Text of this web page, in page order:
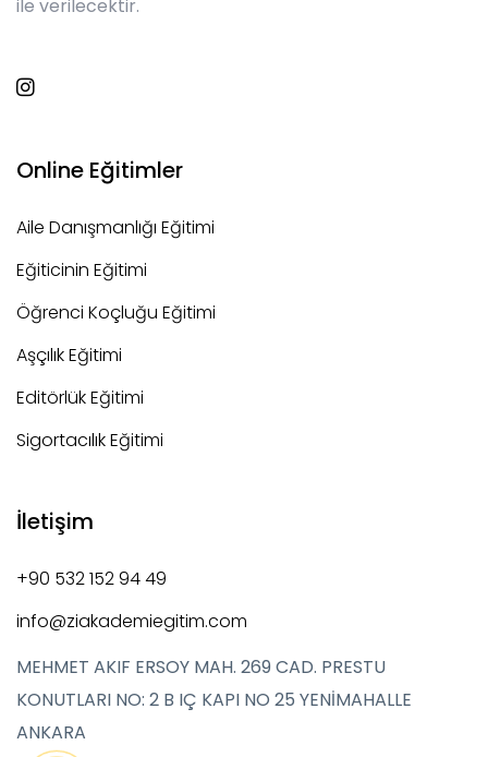
ile verilecektir.
Online Eğitimler
Aile Danışmanlığı Eğitimi
Eğiticinin Eğitimi
Öğrenci Koçluğu Eğitimi
Aşçılık Eğitimi
Editörlük Eğitimi
Sigortacılık Eğitimi
İletişim
+90 532 152 94 49
info@ziakademiegitim.com
MEHMET AKIF ERSOY MAH. 269 CAD. PRESTU
KONUTLARI NO: 2 B IÇ KAPI NO 25 YENİMAHALLE
ANKARA